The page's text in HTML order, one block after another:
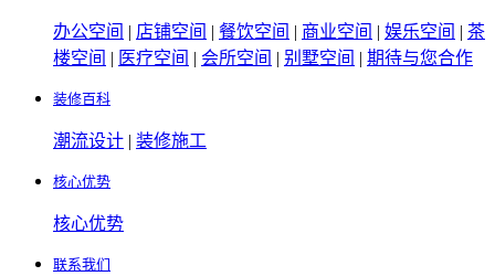
办公空间 | 店铺空间 | 餐饮空间 | 商业空间 | 娱乐空间 | 茶
楼空间 | 医疗空间 | 会所空间 | 别墅空间 | 期待与您合作
装修百科
潮流设计 | 装修施工
核心优势
核心优势
联系我们